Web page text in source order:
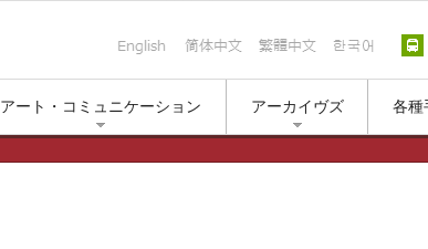
English 简体中文 繁體中文 한국
アート・コミュニケーション アーカイヴズ 各種